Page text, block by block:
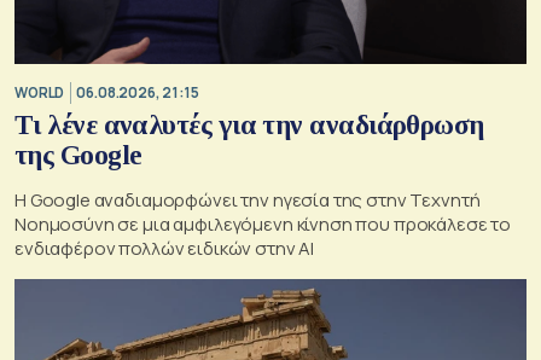
WORLD 06.08.2026, 21:15
Τι λένε αναλυτές για την αναδιάρθρωση
της Google
Η Google αναδιαμορφώνει την ηγεσία της στην Τεχνητή
Νοημοσύνη σε μια αμφιλεγόμενη κίνηση που προκάλεσε το
ενδιαφέρον πολλών ειδικών στην ΑΙ